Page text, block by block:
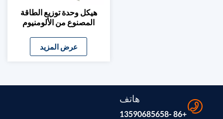
هيكل وحدة توزيع الطاقة
المصنوع من الألومنيوم
الطاقة
عرض المزيد
هاتف
+86 -13590685658